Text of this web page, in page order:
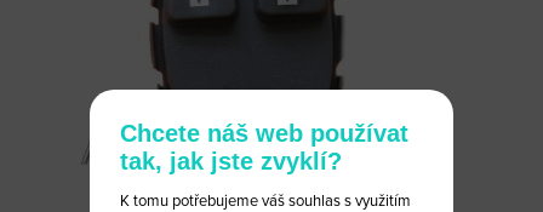
Chcete náš web používat
tak, jak jste zvyklí?
K tomu potřebujeme váš souhlas s využitím